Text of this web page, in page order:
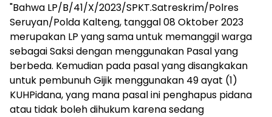
"Bahwa LP/B/41/X/2023/SPKT.Satreskrim/Polres
Seruyan/Polda Kalteng, tanggal 08 Oktober 2023
merupakan LP yang sama untuk memanggil warga
sebagai Saksi dengan menggunakan Pasal yang
berbeda. Kemudian pada pasal yang disangkakan
untuk pembunuh Gijik menggunakan 49 ayat (1)
KUHPidana, yang mana pasal ini penghapus pidana
atau tidak boleh dihukum karena sedang